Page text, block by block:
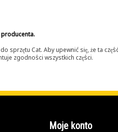
producenta.
sprzętu Cat. Aby upewnić się, że ta
zgodności wszystkich części.
Moje konto